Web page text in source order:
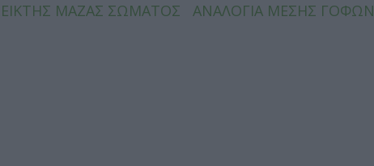
ΜΑΖΑΣ ΣΩΜΑΤΟΣ
ΑΝΑΛΟΓΙΑ ΜΕΣΗΣ ΓΟΦΩΝ